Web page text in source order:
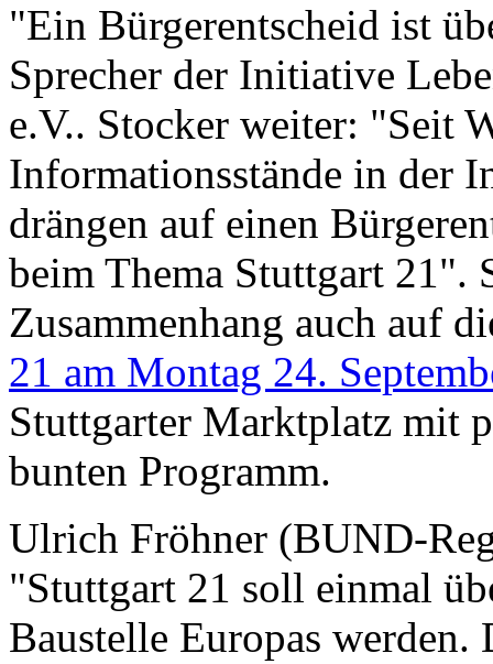
"Ein Bürgerentscheid ist
Sprecher der Initiative
e.V.. Stocker weiter: "Seit
Informationsstände in der
drängen auf einen
beim Thema Stuttgart 21".
Zusammenhang auch auf
21 am Montag 24.
Stuttgarter Marktplatz mit
bunten Programm.
Ulrich Fröhner (BUND-
"Stuttgart 21 soll einmal
Baustelle Europas